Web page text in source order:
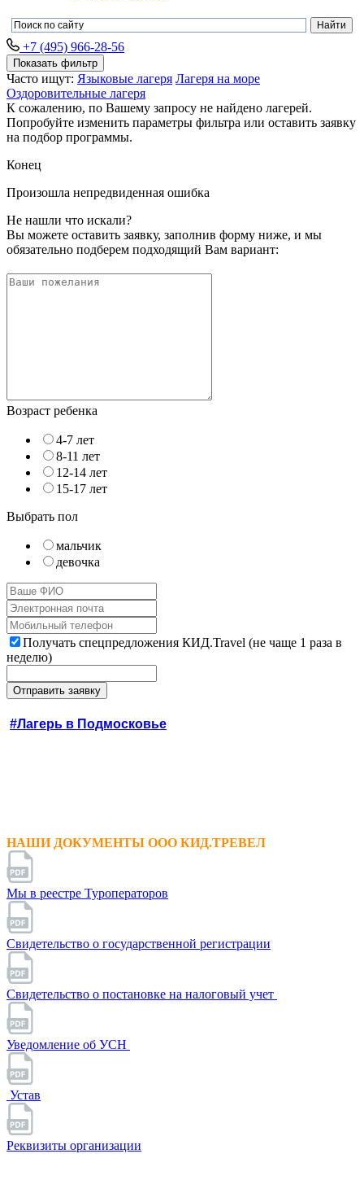
+7 (495) 966-28-56
Показать фильтр
Часто ищут: Языковые лагеря Лагеря на море
Оздоровительные лагеря
К сожалению, по Вашему запросу не найдено лагерей.
Попробуйте изменить параметры фильтра или оставить заявку
на подбор программы.
Конец
Произошла непредвиденная ошибка
Не нашли что искали?
Вы можете оставить заявку, заполнив форму ниже, и мы
обязательно подберем подходящий Вам вариант:
Возраст ребенка
4-7 лет
8-11 лет
12-14 лет
15-17 лет
Выбрать пол
мальчик
девочка
Получать спецпредложения КИД.Travel (не чаще 1 раза в
неделю)
#Лагерь в Подмосковье
НАШИ ДОКУМЕНТЫ ООО КИД.ТРЕВЕЛ
Мы в реестре Туроператоров
Свидетельство о государственной регистрации
Свидетельство о постановке на налоговый учет
Уведомление об УСН
Устав
Реквизиты организации